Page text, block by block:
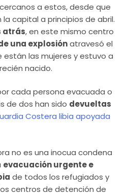
a estos, desde que
capital a principios de abril.
atrás, en este mismo centro
una explosiónatravesó el
las mujeres y estuvo a
nacido.
cada persona evacuada o
de dos han sido devueltas
Costera libia apoyada
no es una inocua condena
evacuación urgente e
de todos los refugiados y
centros de detención de